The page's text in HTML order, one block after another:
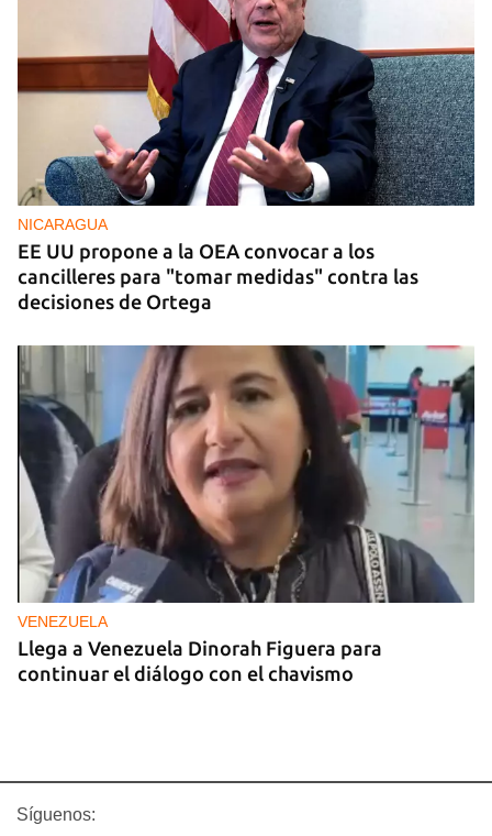
NICARAGUA
EE UU propone a la OEA convocar a los
cancilleres para "tomar medidas" contra las
decisiones de Ortega
VENEZUELA
Llega a Venezuela Dinorah Figuera para
continuar el diálogo con el chavismo
Síguenos: